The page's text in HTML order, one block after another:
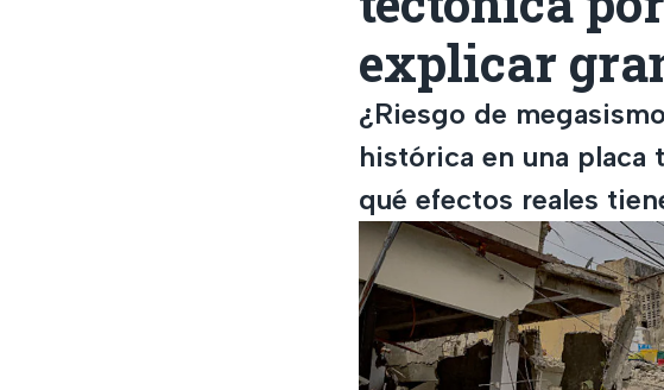
explicar
¿Riesgo de
histórica en una
qué efectos reales